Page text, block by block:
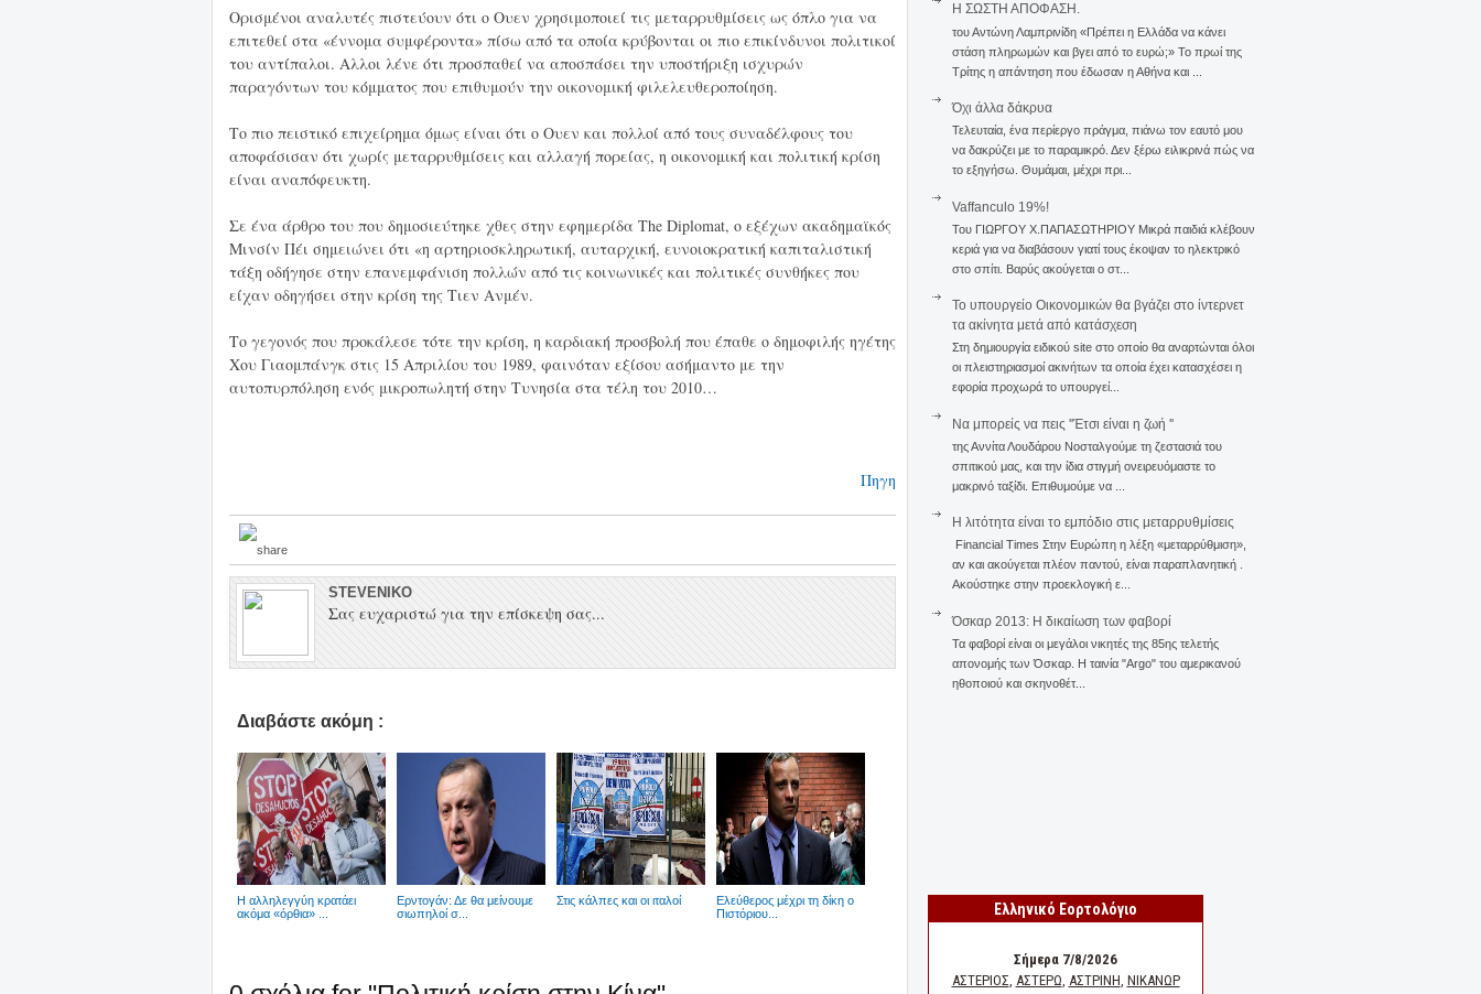
Ορισμένοι αναλυτές πιστεύουν ότι ο Ουεν χρησιμοποιεί τις μεταρρυθμίσεις ως όπλο για να
επιτεθεί στα «έννομα συμφέροντα» πίσω από τα οποία κρύβονται οι πιο επικίνδυνοι πολιτικοί
του αντίπαλοι. Αλλοι λένε ότι προσπαθεί να αποσπάσει την υποστήριξη ισχυρών
παραγόντων του κόμματος που επιθυμούν την οικονομική φιλελευθεροποίηση.
Το πιο πειστικό επιχείρημα όμως είναι ότι ο Ουεν και πολλοί από τους συναδέλφους του
αποφάσισαν ότι χωρίς μεταρρυθμίσεις και αλλαγή πορείας, η οικονομική και πολιτική κρίση
είναι αναπόφευκτη.
Σε ένα άρθρο του που δημοσιεύτηκε χθες στην εφημερίδα The Diplomat, ο εξέχων ακαδημαϊκός
Μινσίν Πέι σημειώνει ότι «η αρτηριοσκληρωτική, αυταρχική, ευνοιοκρατική καπιταλιστική
τάξη οδήγησε στην επανεμφάνιση πολλών από τις κοινωνικές και πολιτικές συνθήκες που
είχαν οδηγήσει στην κρίση της Τιεν Ανμέν.
Το γεγονός που προκάλεσε τότε την κρίση, η καρδιακή προσβολή που έπαθε ο δημοφιλής ηγέτης
Χου Γιαομπάνγκ στις 15 Απριλίου του 1989, φαινόταν εξίσου ασήμαντο με την
αυτοπυρπόληση ενός μικροπωλητή στην Τυνησία στα τέλη του 2010…
Πηγη
STEVENIKO
Σας ευχαριστώ για την επίσκεψη σας...
Διαβάστε ακόμη :
Η αλληλεγγύη κρατάει
ακόμα «όρθια» ...
Ερντογάν: Δε θα μείνουμε
σιωπηλοί σ...
Στις κάλπες και οι ιταλοί
Ελεύθερος μέχρι τη δίκη ο
Πιστόριου...
Η ΣΩΣΤΗ ΑΠΟΦΑΣΗ.
του Αντώνη Λαμπρινίδη «Πρέπει η Ελλάδα να κάνει
στάση πληρωμών και βγει από το ευρώ;» Το πρωί της
Τρίτης η απάντηση που έδωσαν η Αθήνα και ...
Όχι άλλα δάκρυα
Τελευταία, ένα περίεργο πράγμα, πιάνω τον εαυτό μου
να δακρύζει με το παραμικρό. Δεν ξέρω ειλικρινά πώς να
το εξηγήσω. Θυμάμαι, μέχρι πρι...
Vaffanculo 19%!
Του ΓΙΩΡΓΟΥ Χ.ΠΑΠΑΣΩΤΗΡΙΟΥ Μικρά παιδιά κλέβουν
κεριά για να διαβάσουν γιατί τους έκοψαν το ηλεκτρικό
στο σπίτι. Βαρύς ακούγεται ο στ...
To υπουργείο Οικονομικών θα βγάζει στο ίντερνετ
τα ακίνητα μετά από κατάσχεση
Στη δημιουργία ειδικού site στο οποίο θα αναρτώνται όλοι
οι πλειστηριασμοί ακινήτων τα οποία έχει κατασχέσει η
εφορία προχωρά το υπουργεί...
Να μπορείς να πεις ''Έτσι είναι η ζωή ''
της Αννίτα Λουδάρου Νοσταλγούμε τη ζεστασιά του
σπιτικού μας, και την ίδια στιγμή ονειρευόμαστε το
μακρινό ταξίδι. Επιθυμούμε να ...
Η λιτότητα είναι το εμπόδιο στις μεταρρυθμίσεις
Financial Times Στην Ευρώπη η λέξη «μεταρρύθμιση»,
αν και ακούγεται πλέον παντού, είναι παραπλανητική .
Ακούστηκε στην προεκλογική ε...
Όσκαρ 2013: Η δικαίωση των φαβορί
Τα φαβορί είναι οι μεγάλοι νικητές της 85ης τελετής
απονομής των Όσκαρ. Η ταινία "Αrgo" του αμερικανού
ηθοποιού και σκηνοθέτ...